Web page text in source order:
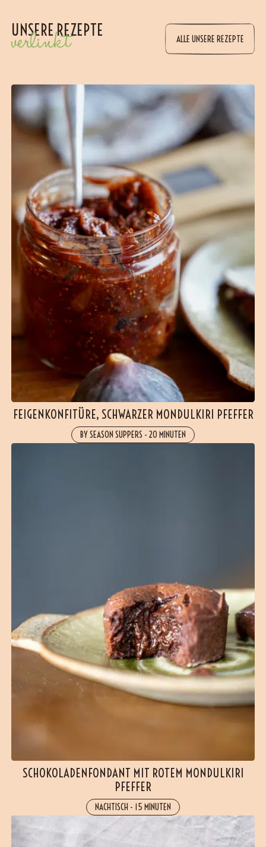
UNSERE REZEPTE
verlinkt ALLE UNSERE REZEPTE
FEIGENKONFITÜRE, SCHWARZER MONDULKIRI PFEFFER
BY SEASON SUPPERS - 20 MINUTEN
SCHOKOLADENFONDANT MIT ROTEM MONDULKIRI
PFEFFER
NACHTISCH - 15 MINUTEN